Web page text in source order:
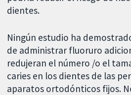
dientes.
Ningún estudio ha
de administrar fluoruro
redujeran el número /o el
caries en los dientes de las
aparatos ortodónticos fijos.